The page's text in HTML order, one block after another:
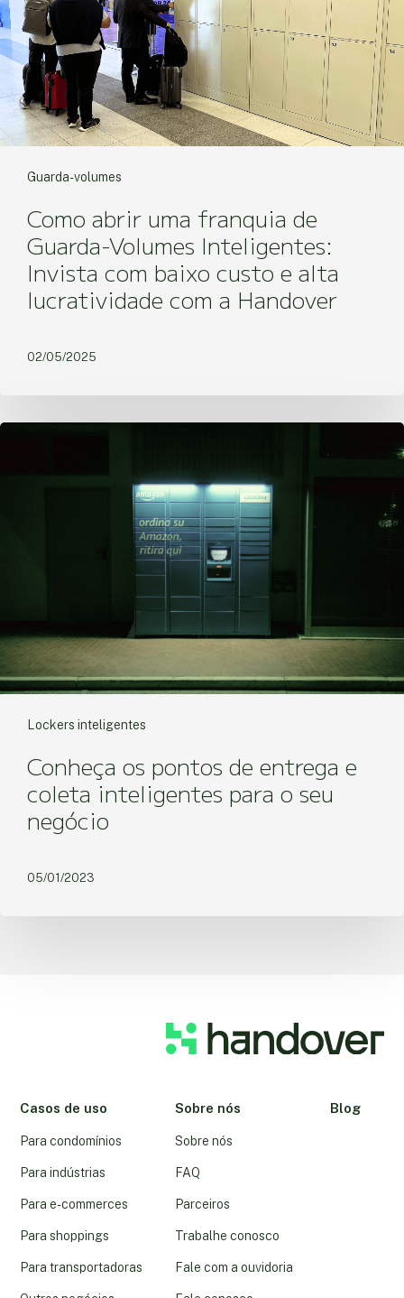
Guarda-volumes
Como abrir uma franquia de
Guarda-Volumes Inteligentes:
Invista com baixo custo e alta
lucratividade com a Handover
02/05/2025
Lockers inteligentes
Conheça os pontos de entrega e
coleta inteligentes para o seu
negócio
05/01/2023
Casos de uso
Para condomínios
Para indústrias
Para e-commerces
Para shoppings
Para transportadoras
Sobre nós
Sobre nós
FAQ
Parceiros
Trabalhe conosco
Fale com a ouvidoria
Blog